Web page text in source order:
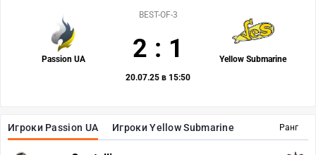
Ранг
Игроки Passion UA Игроки Yellow Submarine
Passion UA Yellow Submarine
BEST-OF-3
2 : 1
20.07.25 в 15:50